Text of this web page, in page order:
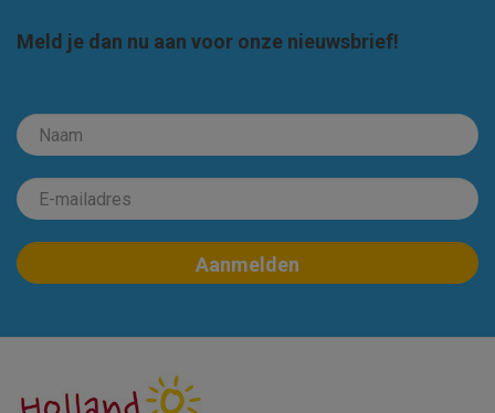
Meld je dan nu aan voor onze nieuwsbrief!